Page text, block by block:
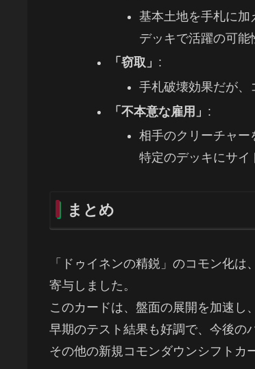
基本土地を手札に加
デッキで活躍の可能
「窃取」 :
手札破壊効果だが、
「不本意な雇用」 :
相手のクリーチャー
特定のデッキにサイ
まとめ
「ドゥイネンの精鋭」のコモン化
寄与しました。
このカードは、盤面の展開を加速し
早期のテスト結果も好調で、今後の
その他の新規コモンダウンシフトカ